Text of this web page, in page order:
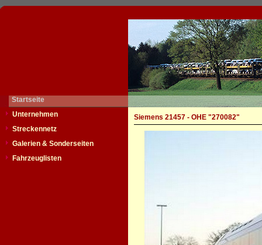
Startseite
Unternehmen
Streckennetz
Galerien & Sonderseiten
Fahrzeuglisten
Siemens 21457 - OHE "270082"